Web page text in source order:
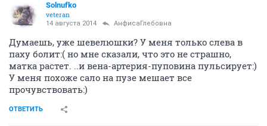
Solnufko
veteran
14 августа 2014 АнфисаГлебовна
Думаешь, уже шевелюшки? У меня только слева в
паху болит:( но мне сказали, что это не страшно,
матка растет. ..и вена-артерия-пуповина пульсирует:)
У меня похоже сало на пузе мешает все
прочувствовать:)
ОТВЕТИТЬ